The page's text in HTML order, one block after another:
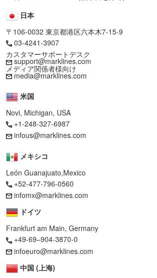
日本
〒106-0032 東京都港区六本木7-15-9
03-4241-3907
カスタマーサポートデスク
support@marklines.com
メディア関係者様向け
media@marklines.com
米国
Novi, Michigan, USA
+1-248-327-6987
infous@marklines.com
メキシコ
León Guanajuato,Mexico
+52-477-796-0560
infomx@marklines.com
ドイツ
Frankfurt am Main, Germany
+49-69–904-3870-0
infoeuro@marklines.com
中国 (上海)